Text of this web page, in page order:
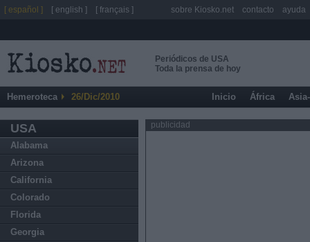
Periódicos de USA
Toda la prensa de hoy
Hemeroteca 26/Dic/2010 Inicio África
USA
Alabama
Arizona
California
Colorado
Florida
Georgia
publicidad
[ español ] [ english ] [ français ] sobre Kiosko.net contacto ayuda